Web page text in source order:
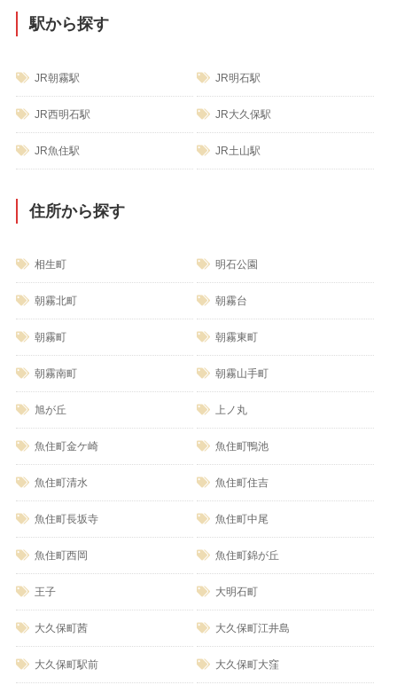
駅から探す
JR朝霧駅 JR明石駅
JR西明石駅 JR大久保駅
JR魚住駅 JR土山駅
住所から探す
相生町 明石公園
朝霧北町 朝霧台
朝霧町 朝霧東町
朝霧南町 朝霧山手町
旭が丘 上ノ丸
魚住町金ケ崎 魚住町鴨池
魚住町清水 魚住町住吉
魚住町長坂寺 魚住町中尾
魚住町西岡 魚住町錦が丘
王子 大明石町
大久保町茜 大久保町江井島
大久保町駅前 大久保町大窪